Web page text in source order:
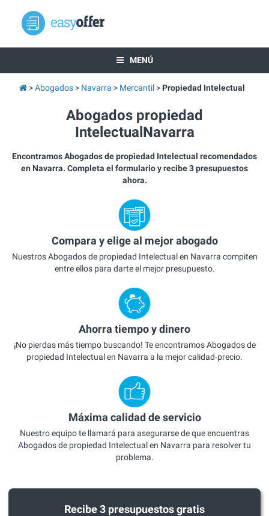
MENÚ
Abogados Navarra Mercantil Propiedad Intelectual
Abogados propiedad
IntelectualNavarra
Encontramos Abogados de propiedad Intelectual recomendados
en Navarra. Completa el formulario y recibe 3 presupuestos
ahora.
Compara y elige al mejor abogado
Nuestros Abogados de propiedad Intelectual en Navarra compiten
entre ellos para darte el mejor presupuesto.
Ahorra tiempo y dinero
¡No pierdas más tiempo buscando! Te encontramos Abogados de
propiedad Intelectual en Navarra a la mejor calidad-precio.
Máxima calidad de servicio
Nuestro equipo te llamará para asegurarse de que encuentras
Abogados de propiedad Intelectual en Navarra para resolver tu
problema.
Recibe 3 presupuestos gratis